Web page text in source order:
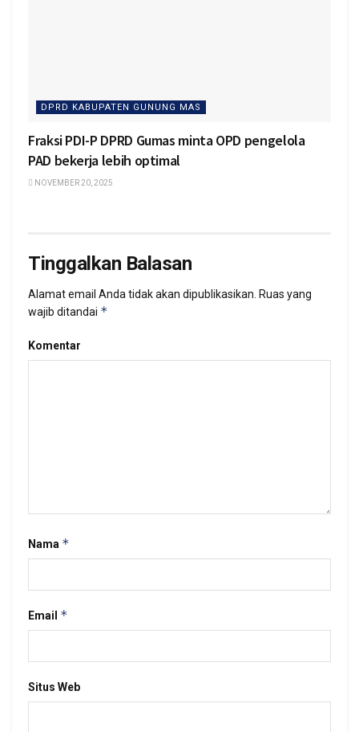
DPRD KABUPATEN GUNUNG MAS
Fraksi PDI-P DPRD Gumas minta OPD pengelola
PAD bekerja lebih optimal
NOVEMBER 20, 2025
Tinggalkan Balasan
Alamat email Anda tidak akan dipublikasikan. Ruas yang
wajib ditandai *
Komentar
Nama *
Email *
Situs Web